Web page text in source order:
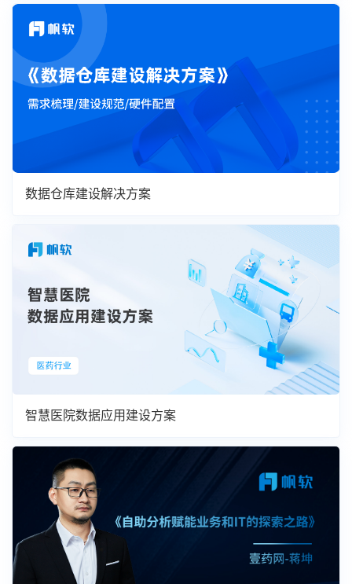
数据仓库建设解决方案
智慧医院数据应用建设方案